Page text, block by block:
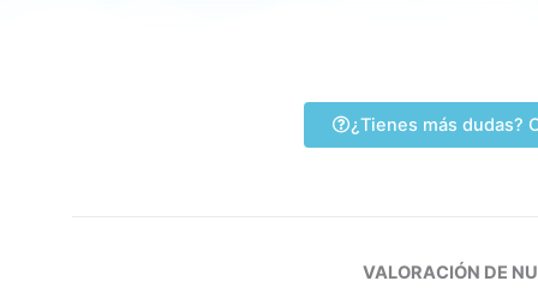
¿Tienes más dudas?
VALORACIÓN DE